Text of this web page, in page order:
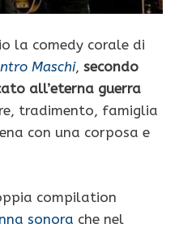
la comedy corale di
Maschi, secondo
all’eterna guerra
tradimento, famiglia
con una corposa e
compilation
sonora che nel